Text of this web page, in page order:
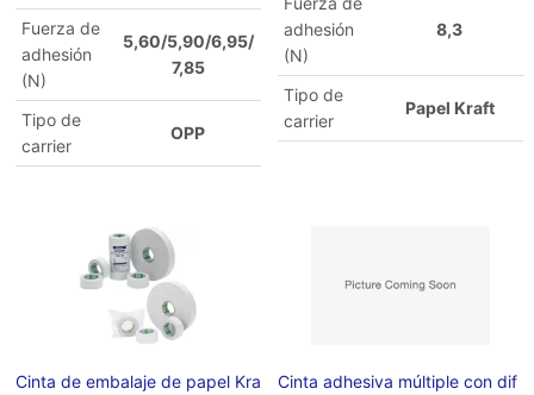
Fuerza de
adhesión
(N)
5,60/5,90/6,95/
7,85
Tipo de
carrier
OPP
adhesión
(N)
8,3
Tipo de
carrier
Papel Kraft
Cinta de embalaje de papel Kra
Cinta adhesiva múltiple con dif